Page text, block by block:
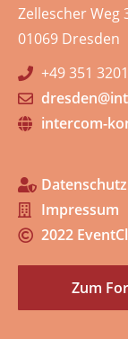
Zellescher Weg
01069 Dresden
+49 351
intercom-
Datenschutz
Impressum
2022
Zum